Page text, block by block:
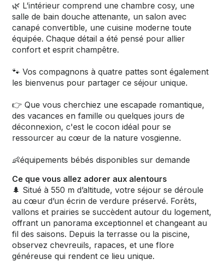
🌿 L’intérieur comprend une chambre cosy, une
salle de bain douche attenante, un salon avec
canapé convertible, une cuisine moderne toute
équipée. Chaque détail a été pensé pour allier
confort et esprit champêtre.
🐾 Vos compagnons à quatre pattes sont également
les bienvenus pour partager ce séjour unique.
👉 Que vous cherchiez une escapade romantique,
des vacances en famille ou quelques jours de
déconnexion, c'est le cocon idéal pour se
ressourcer au cœur de la nature vosgienne.
👶équipements bébés disponibles sur demande
Ce que vous allez adorer aux alentours
🌲 Situé à 550 m d’altitude, votre séjour se déroule
au cœur d’un écrin de verdure préservé. Forêts,
vallons et prairies se succèdent autour du logement,
offrant un panorama exceptionnel et changeant au
fil des saisons. Depuis la terrasse ou la piscine,
observez chevreuils, rapaces, et une flore
généreuse qui rendent ce lieu unique.